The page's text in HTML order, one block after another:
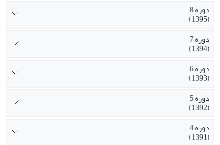
دوره 8
(1395)
دوره 7
(1394)
دوره 6
(1393)
دوره 5
(1392)
دوره 4
(1391)